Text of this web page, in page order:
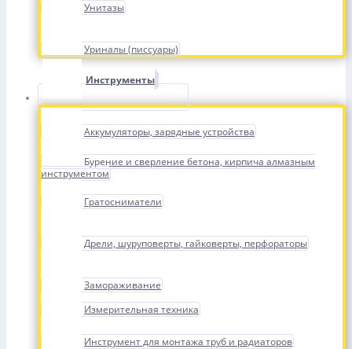
Унитазы
Уриналы (писсуары)
Инструменты
Аккумуляторы, зарядные устройства
Бурение и сверление бетона, кирпича алмазным
инструментом
Гратосниматели
Дрели, шуруповерты, гайковерты, перфораторы
Замораживание
Измерительная техника
Инструмент для монтажа труб и радиаторов